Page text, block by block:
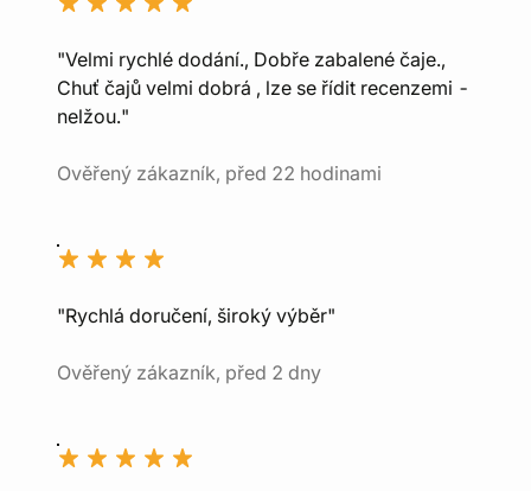
"Velmi rychlé dodání., Dobře zabalené čaje.,
Chuť čajů velmi dobrá , lze se řídit recenzemi -
nelžou."
Ověřený zákazník, před 22 hodinami
"Rychlá doručení, široký výběr"
Ověřený zákazník, před 2 dny